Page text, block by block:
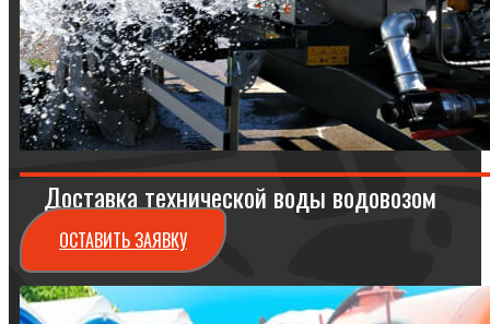
Доставка технической воды водовозом
ОСТАВИТЬ ЗАЯВКУ